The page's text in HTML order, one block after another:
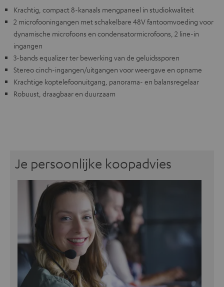
Krachtig, compact 8-kanaals mengpaneel in studiokwaliteit
2 microfooningangen met schakelbare 48V fantoomvoeding voor
dynamische microfoons en condensatormicrofoons, 2 line-in
ingangen
3-bands equalizer ter bewerking van de geluidssporen
Stereo cinch-ingangen/uitgangen voor weergave en opname
Krachtige koptelefoonuitgang, panorama- en balansregelaar
Robuust, draagbaar en duurzaam
Je persoonlijke koopadvies